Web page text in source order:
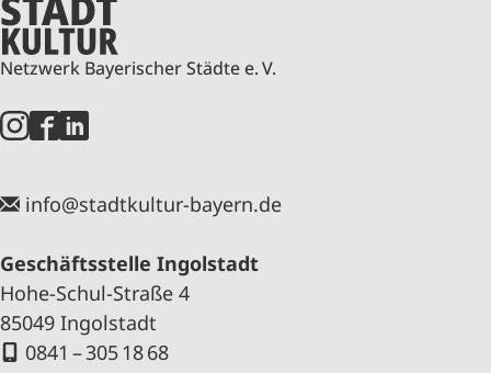
Netzwerk Bayerischer Städte e. V.
info@stadtkultur-bayern.de
Geschäftsstelle Ingolstadt
Hohe-Schul-Straße 4
85049 Ingolstadt
0841 – 305 18 68